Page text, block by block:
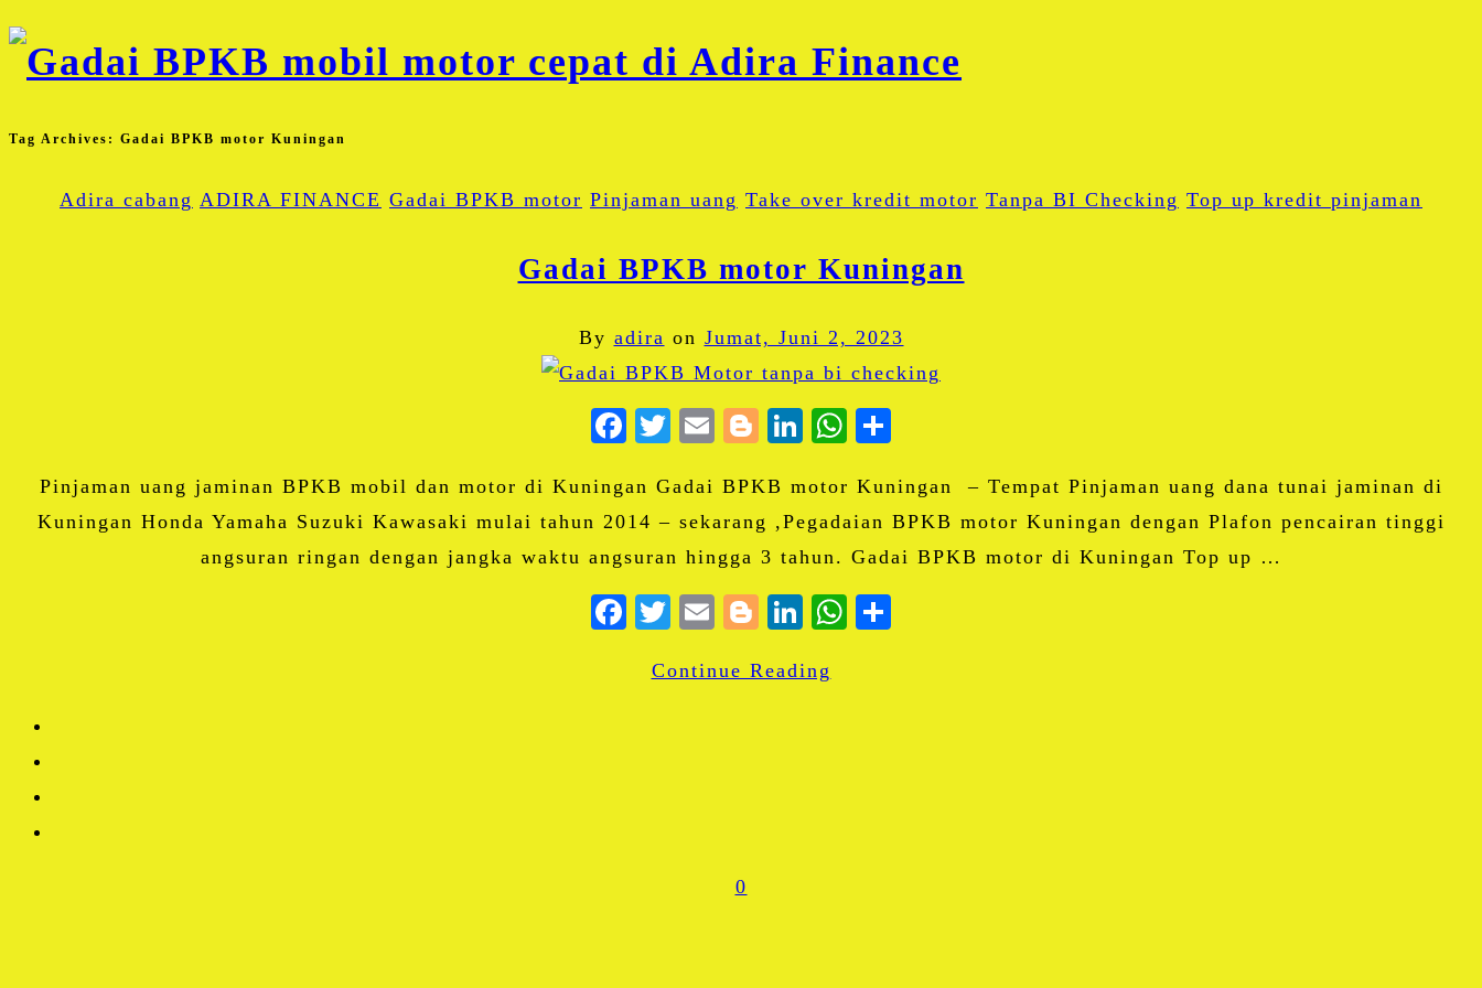
Tag Archives: Gadai BPKB motor Kuningan
Adira cabang ADIRA FINANCE Gadai BPKB motor Pinjaman uang Take over kredit motor Tanpa BI Checking Top up kredit pinjaman
Gadai BPKB motor Kuningan
By adira on Jumat, Juni 2, 2023
Facebook
Twitter
EmailBlogger
LinkedIn
WhatsApp
Pinjaman uang jaminan BPKB mobil dan motor di Kuningan Gadai BPKB motor Kuningan – Tempat Pinjaman uang dana tunai jaminan di
Kuningan Honda Yamaha Suzuki Kawasaki mulai tahun 2014 – sekarang ,Pegadaian BPKB motor Kuningan dengan Plafon pencairan tinggi
angsuran ringan dengan jangka waktu angsuran hingga 3 tahun. Gadai BPKB motor di Kuningan Top up …
Facebook
Twitter
EmailBlogger
LinkedIn
WhatsApp
Continue Reading
0